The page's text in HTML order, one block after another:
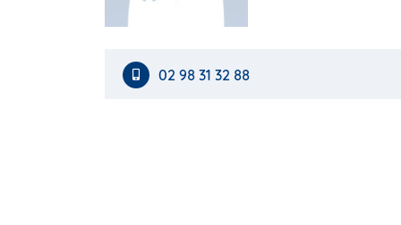
02 98 31 32 88